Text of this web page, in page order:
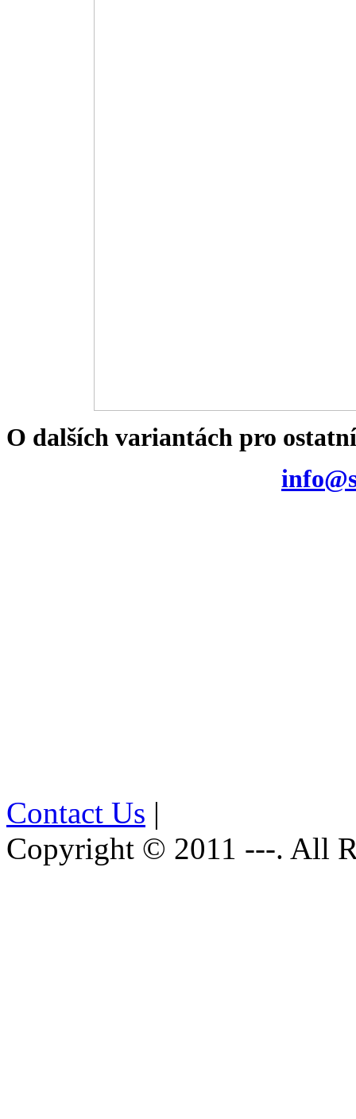
O dalších variantách pro
Contact Us |
Copyright © 2011 ---. All